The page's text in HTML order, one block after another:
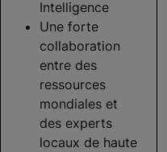
Intelligence
Une forte
collaboration
entre des
ressources
mondiales et
des experts
locaux de haute